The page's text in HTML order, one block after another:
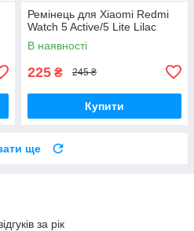
Ремінець для Xiaomi Redmi
Watch 5 Active/5 Lite Lilac
В наявності
225 ₴ 245 ₴
Купити
ще
за рік